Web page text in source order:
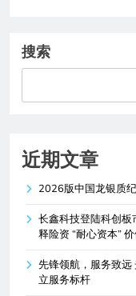
搜索
近期文章
2026版中国龙银质
长鑫科技登陆科创
释险资 “耐心资本”
先锋领航，服务致
立服务标杆